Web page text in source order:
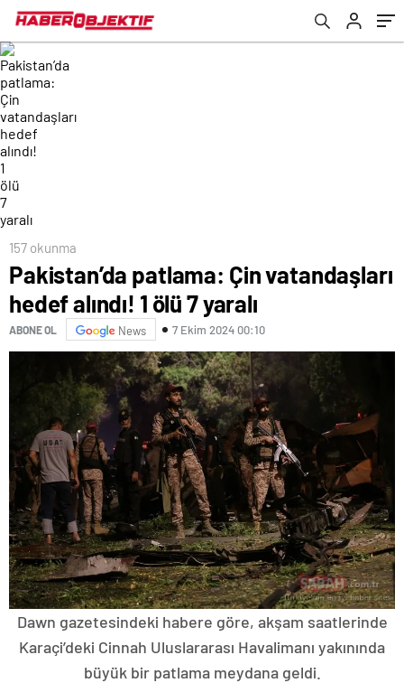
157 okunma
Pakistan’da patlama: Çin vatandaşları
hedef alındı! 1 ölü 7 yaralı
ABONE OL News 7 Ekim 2024 00:10
Dawn gazetesindeki habere göre, akşam saatlerinde
Karaçi’deki Cinnah Uluslararası Havalimanı yakınında
büyük bir patlama meydana geldi.